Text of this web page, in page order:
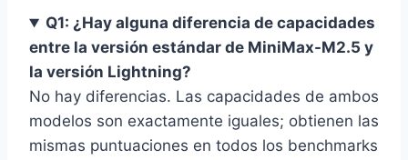
Q1: ¿Hay alguna diferencia de capacidades
entre la versión estándar de MiniMax-M2.5 y
la versión Lightning?
No hay diferencias. Las capacidades de ambos
modelos son exactamente iguales; obtienen las
mismas puntuaciones en todos los benchmarks